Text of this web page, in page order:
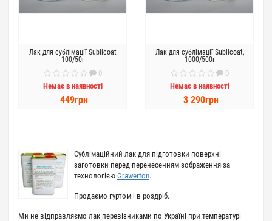
Лак для сублімації Sublicoat
100/50г
0
Немає в наявності
449грн
Лак для сублімації Sublicoat,
1000/500г
0
Немає в наявності
3 290грн
Сублімаційний лак для підготовки поверхні
заготовки перед перенесенням зображення за
технологією Grawerton.
Продаємо гуртом і в роздріб.
Ми не відправляємо лак перевізниками по Україні при температурі